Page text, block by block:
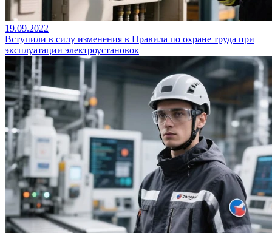
19.09.2022
Вступили в силу изменения в Правила по охране труда при
эксплуатации электроустановок